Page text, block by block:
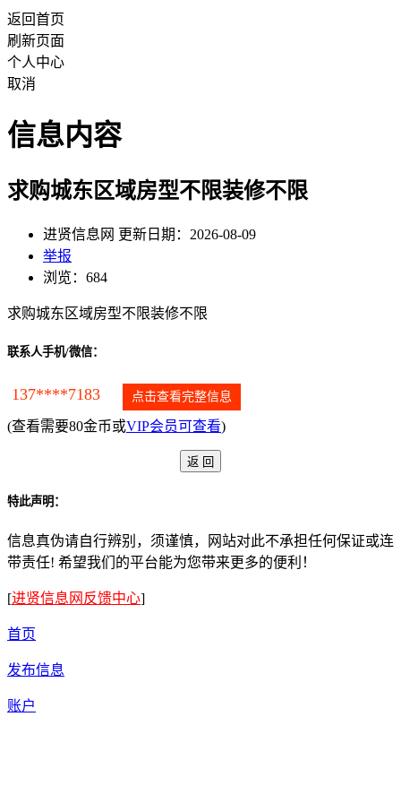
返回首页
刷新页面
个人中心
取消
信息内容
求购城东区域房型不限装修不限
进贤信息网 更新日期：2026-08-09
举报
浏览：684
求购城东区域房型不限装修不限
联系人手机/微信：
137****7183 点击查看完整信息
(查看需要80金币或VIP会员可查看)
特此声明：
信息真伪请自行辨别，须谨慎，网站对此不承担任何保证或连
带责任! 希望我们的平台能为您带来更多的便利！
[进贤信息网反馈中心]
首页
发布信息
账户